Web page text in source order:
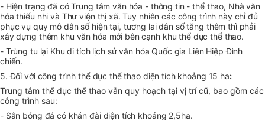
- Hiện trạng đã có Trung tâm văn hóa - thông tin - thể thao, Nhà văn
hóa thiếu nhi và Thư viện thị xã. Tuy nhiên các công trình này chỉ đủ
phục vụ quy mô dân số hiện tại, tương lai dân số tăng thêm thì phải
xây dựng thêm khu văn hóa mới bên cạnh khu thể dục thể thao.
- Trùng tu lại Khu di tích lịch sử văn hóa Quốc gia Liên Hiệp Đình
chiến.
5. Đối với công trình thể dục thể thao diện tích khoảng 15 ha:
Trung tâm thể dục thể thao vẫn quy hoạch tại vị trí cũ, bao gồm các
công trình sau:
- Sân bóng đá có khán đài diện tích khoảng 2,5ha.